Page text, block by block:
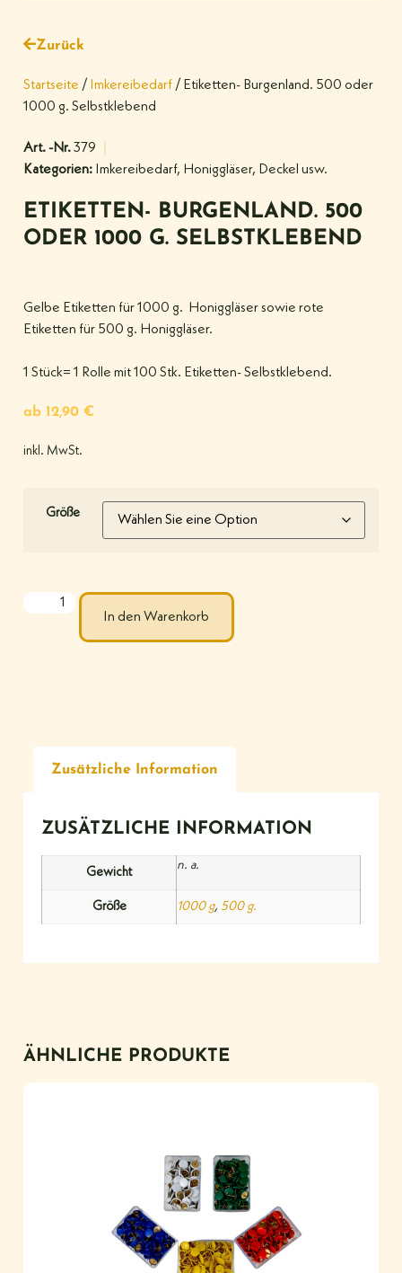
Zurück
Startseite / Imkereibedarf / Etiketten- Burgenland. 500 oder
1000 g. Selbstklebend
Art. -Nr.379
Kategorien: Imkereibedarf, Honiggläser, Deckel usw.
ETIKETTEN- BURGENLAND. 500
ODER 1000 G. SELBSTKLEBEND
Gelbe Etiketten für 1000 g. Honiggläser sowie rote
Etiketten für 500 g. Honiggläser.
1 Stück= 1 Rolle mit 100 Stk. Etiketten- Selbstklebend.
ab 12,90 €
inkl. MwSt.
Größe
In den Warenkorb
Zusätzliche Information
ZUSÄTZLICHE INFORMATION
Gewicht
n. a.
Größe 1000 g, 500 g.
ÄHNLICHE PRODUKTE